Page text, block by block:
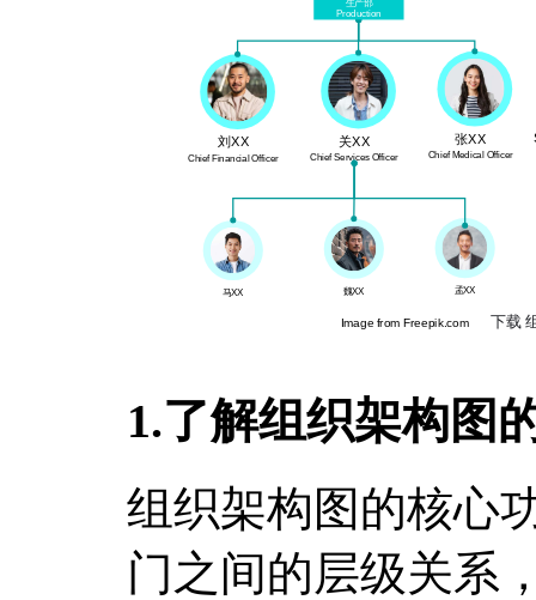
1.了解组织架构图
组织架构图的核心
门之间的层级关系